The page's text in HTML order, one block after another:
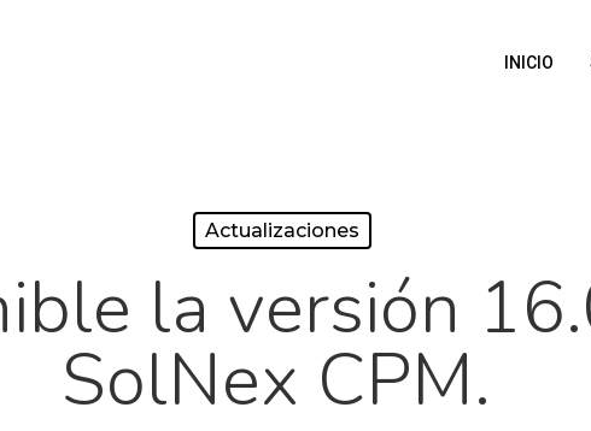
INICIO
Actualizaciones
la versión
SolNex CPM.